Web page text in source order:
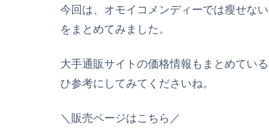
今回は、オモイコメンディーでは瘦せな
をまとめてみました。
大手通販サイトの価格情報もまとめてい
ひ参考にしてみてくださいね。
＼販売ページはこちら／